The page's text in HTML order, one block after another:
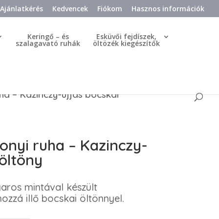
Ajánlatkérés Kedvencek Fiókom Hasznos információk
Keringő – és
szalagavató ruhák
Esküvői fejdíszek,
öltözék kiegészítők
– Kazinczy-ujjas bocskai
ruha – Kazinczy-
mintával készült
illő bocskai öltönnyel.